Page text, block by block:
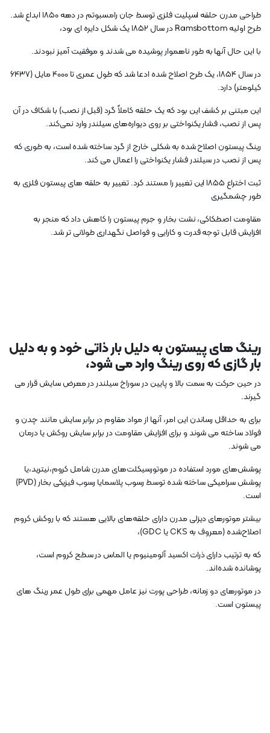
طراحی مدرن حلقه اسپلیت فلزی توسط جان رامسبوتم در دهه 1850 ابداع شد.
طرح اولیه Ramsbottom در سال 1852 یک شکل دایره ای بود،
با این حال آنها به طور ناهموار پوشیده می شدند و موفقیت آمیز نبودند.
در سال 1854، یک طرح اصلاح شده ادعا شد که طول عمری تا 4000 مایل (6437
کیلومتر) دارد.
این مبتنی بر کشف این بود که یک حلقه کاملاً گرد (قبل از نصب) با شکاف در آن
پس از نصب، فشار یکنواختی بر روی دیواره‌های سیلندر وارد نمی‌کند.
رینگ پیستون اصلاح شده به شکلی خارج از گرد ساخته شده است، به طوری که
پس از نصب در سیلندر فشار یکنواختی را اعمال می کند.
ثبت اختراع 1855 این تغییر را مستند کرد. تغییر به حلقه های پیستون فلزی به
طور چشمگیری
مقاومت اصطکاکی، نشت بخار و جرم پیستون را کاهش داد که منجر به
افزایش قابل توجه قدرت و کارایی و فواصل نگهداری طولانی تر شد.
رینگ های پیستون به دلیل بار ذاتی خود و به دلیل
بار گازی که روی رینگ وارد می شود،
در حین حرکت به سمت بالا و پایین در سوراخ سیلندر در معرض سایش قرار می
گیرند.
برای به حداقل رساندن این امر، آنها از مواد مقاوم در برابر سایش مانند چدن و ​​
فولاد ساخته می شوند و برای افزایش مقاومت در برابر سایش روکش یا درمان
می شوند.
پوشش‌های مورد استفاده در موتورسیکلت‌های مدرن شامل کروم،نیترید،یا
پوشش سرامیکی ساخته شده توسط رسوب پلاسمایا رسوب فیزیکی بخار (PVD)
است.
بیشتر موتورهای دیزلی مدرن دارای حلقه‌های بالایی هستند که با روکش کروم
اصلاح‌شده (معروف به CKS یا GDC)،
که به ترتیب دارای ذرات اکسید آلومینیوم یا الماس در سطح کروم است،
پوشانده شده‌اند.
در موتورهای دو زمانه، طراحی پورت نیز عامل مهمی برای طول عمر رینگ های
پیستون است.